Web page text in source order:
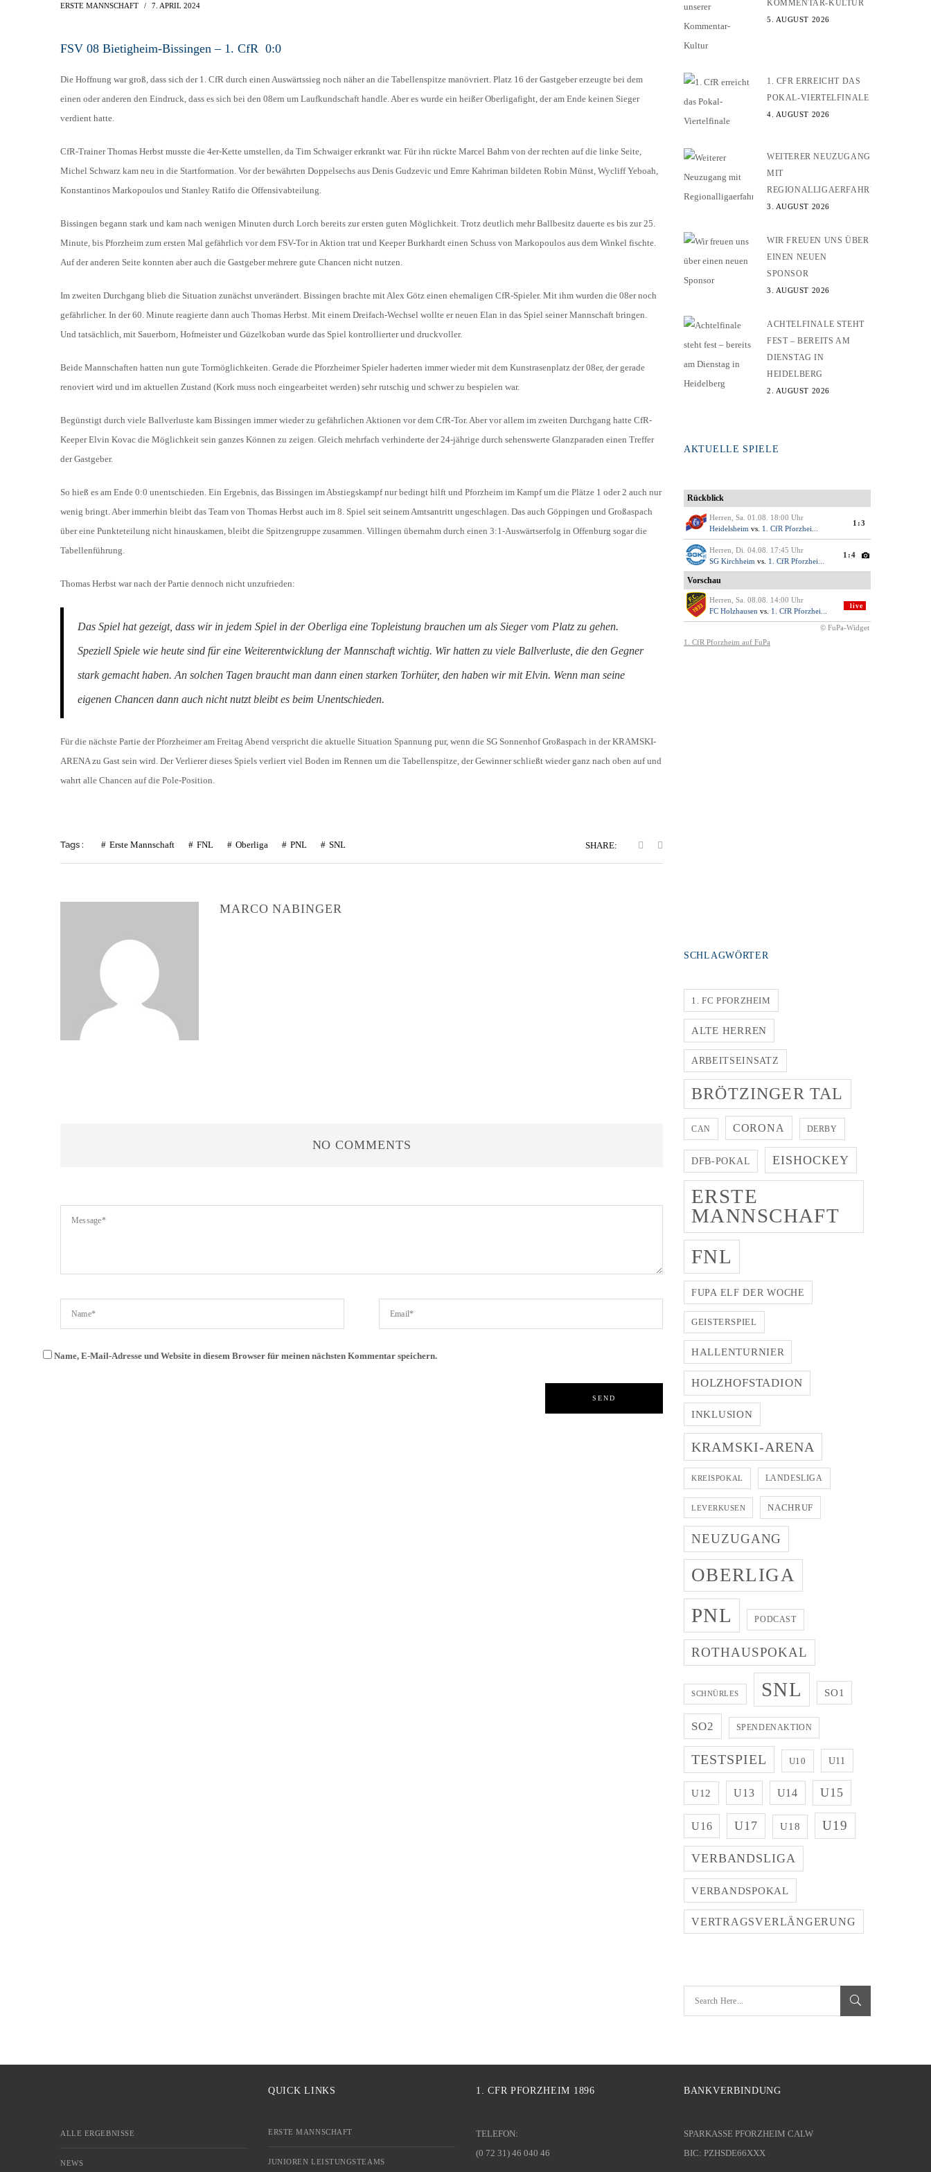
TORSCHÜTZEN
LIGA – TORSCHÜTZEN
LIGA – ZUSCHAUER
LIGA – FAIRNESSTABELLE
LIGA – WECHSELBÖRSE
PRESSE / MEDIEN
U7 / BAMBINI
AH-TURNIER
EISHOCKEY
HISTORIE
1. CFR PFORZHEIM 1896
1. FC PFORZHEIM 1896
VFR PFORZHEIM 1897
ERSTE MANNSCHAFT 7. APRIL 2024
FSV 08 Bietigheim-Bissingen – 1. CfR 0:0
Die Hoffnung war groß, dass sich der 1. CfR durch einen Auswärtssieg noch näher an die Tabellenspitze manövriert. Platz 16 der Gastgeber erzeugte bei dem
einen oder anderen den Eindruck, dass es sich bei den 08ern um Laufkundschaft handle. Aber es wurde ein heißer Oberligafight, der am Ende keinen Sieger
verdient hatte.
CfR-Trainer Thomas Herbst musste die 4er-Kette umstellen, da Tim Schwaiger erkrankt war. Für ihn rückte Marcel Bahm von der rechten auf die linke Seite,
Michel Schwarz kam neu in die Startformation. Vor der bewährten Doppelsechs aus Denis Gudzevic und Emre Kahriman bildeten Robin Münst, Wycliff Yeboah,
Konstantinos Markopoulos und Stanley Ratifo die Offensivabteilung.
Bissingen begann stark und kam nach wenigen Minuten durch Lorch bereits zur ersten guten Möglichkeit. Trotz deutlich mehr Ballbesitz dauerte es bis zur 25.
Minute, bis Pforzheim zum ersten Mal gefährlich vor dem FSV-Tor in Aktion trat und Keeper Burkhardt einen Schuss von Markopoulos aus dem Winkel fischte.
Auf der anderen Seite konnten aber auch die Gastgeber mehrere gute Chancen nicht nutzen.
Im zweiten Durchgang blieb die Situation zunächst unverändert. Bissingen brachte mit Alex Götz einen ehemaligen CfR-Spieler. Mit ihm wurden die 08er noch
gefährlicher. In der 60. Minute reagierte dann auch Thomas Herbst. Mit einem Dreifach-Wechsel wollte er neuen Elan in das Spiel seiner Mannschaft bringen.
Und tatsächlich, mit Sauerborn, Hofmeister und Güzelkoban wurde das Spiel kontrollierter und druckvoller.
Beide Mannschaften hatten nun gute Tormöglichkeiten. Gerade die Pforzheimer Spieler haderten immer wieder mit dem Kunstrasenplatz der 08er, der gerade
renoviert wird und im aktuellen Zustand (Kork muss noch eingearbeitet werden) sehr rutschig und schwer zu bespielen war.
Begünstigt durch viele Ballverluste kam Bissingen immer wieder zu gefährlichen Aktionen vor dem CfR-Tor. Aber vor allem im zweiten Durchgang hatte CfR-
Keeper Elvin Kovac die Möglichkeit sein ganzes Können zu zeigen. Gleich mehrfach verhinderte der 24-jährige durch sehenswerte Glanzparaden einen Treffer
der Gastgeber.
So hieß es am Ende 0:0 unentschieden. Ein Ergebnis, das Bissingen im Abstiegskampf nur bedingt hilft und Pforzheim im Kampf um die Plätze 1 oder 2 auch nur
wenig bringt. Aber immerhin bleibt das Team von Thomas Herbst auch im 8. Spiel seit seinem Amtsantritt ungeschlagen. Das auch Göppingen und Großaspach
über eine Punkteteilung nicht hinauskamen, bleibt die Spitzengruppe zusammen. Villingen übernahm durch einen 3:1-Auswärtserfolg in Offenburg sogar die
Tabellenführung.
Thomas Herbst war nach der Partie dennoch nicht unzufrieden:
Das Spiel hat gezeigt, dass wir in jedem Spiel in der Oberliga eine Topleistung brauchen um als Sieger vom Platz zu gehen.
Speziell Spiele wie heute sind für eine Weiterentwicklung der Mannschaft wichtig. Wir hatten zu viele Ballverluste, die den Gegner
stark gemacht haben. An solchen Tagen braucht man dann einen starken Torhüter, den haben wir mit Elvin. Wenn man seine
eigenen Chancen dann auch nicht nutzt bleibt es beim Unentschieden.
Für die nächste Partie der Pforzheimer am Freitag Abend verspricht die aktuelle Situation Spannung pur, wenn die SG Sonnenhof Großaspach in der KRAMSKI-
ARENA zu Gast sein wird. Der Verlierer dieses Spiels verliert viel Boden im Rennen um die Tabellenspitze, der Gewinner schließt wieder ganz nach oben auf und
wahrt alle Chancen auf die Pole-Position.
Tags : Erste Mannschaft FNL Oberliga PNL SNL SHARE:
MARCO NABINGER
NO COMMENTS
Name, E-Mail-Adresse und Website in diesem Browser für meinen nächsten Kommentar speichern.
KOMMENTAR-KULTUR
5. AUGUST 2026
1. CFR ERREICHT DAS
POKAL-VIERTELFINALE
4. AUGUST 2026
WEITERER NEUZUGANG
MIT
REGIONALLIGAERFAHRUNG
3. AUGUST 2026
WIR FREUEN UNS ÜBER
EINEN NEUEN
SPONSOR
3. AUGUST 2026
ACHTELFINALE STEHT
FEST – BEREITS AM
DIENSTAG IN
HEIDELBERG
2. AUGUST 2026
AKTUELLE SPIELE
SCHLAGWÖRTER
1. FC PFORZHEIM
ALTE HERREN
ARBEITSEINSATZ
BRÖTZINGER TAL
CAN CORONA DERBY
DFB-POKAL EISHOCKEY
ERSTE
MANNSCHAFT
FNL
FUPA ELF DER WOCHE
GEISTERSPIEL
HALLENTURNIER
HOLZHOFSTADION
INKLUSION
KRAMSKI-ARENA
KREISPOKAL LANDESLIGA
LEVERKUSEN NACHRUF
NEUZUGANG
OBERLIGA
PNL PODCAST
ROTHAUSPOKAL
SCHNÜRLES SNL SO1
SO2 SPENDENAKTION
TESTSPIEL U10 U11
U12 U13 U14 U15
U16 U17 U18 U19
VERBANDSLIGA
VERBANDSPOKAL
VERTRAGSVERLÄNGERUNG
ALLE ERGEBNISSE
NEWS
QUICK LINKS
ERSTE MANNSCHAFT
JUNIOREN LEISTUNGSTEAMS
1. CFR PFORZHEIM 1896
TELEFON:
(0 72 31) 46 040 46
BANKVERBINDUNG
SPARKASSE PFORZHEIM CALW
BIC: PZHSDE66XXX